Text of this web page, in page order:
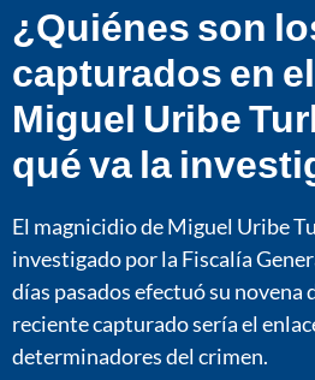
¿Quiénes son
capturados en
Miguel Uribe
qué va la
El magnicidio de Miguel Uribe
investigado por la Fiscalía
días pasados efectuó su novena
reciente capturado sería el
determinadores del crimen.